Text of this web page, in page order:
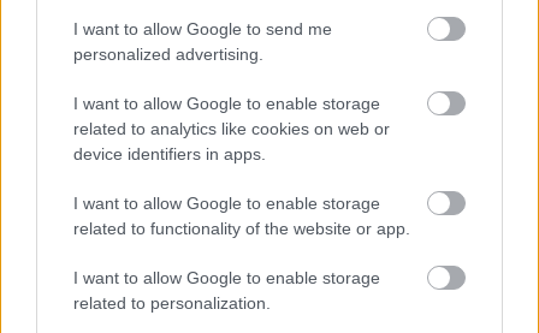
I want to allow Google to send me
personalized advertising.
I want to allow Google to enable storage
related to analytics like cookies on web or
device identifiers in apps.
I want to allow Google to enable storage
related to functionality of the website or app.
I want to allow Google to enable storage
related to personalization.